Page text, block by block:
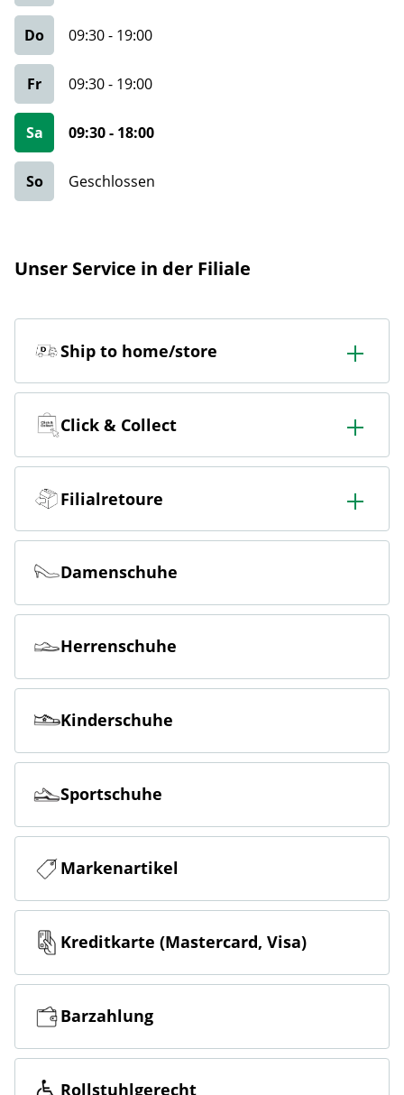
Do 09:30- 19:00
Fr 09:30- 19:00
Sa 09:30- 18:00
So Geschlossen
Unser Service in der Filiale
Ship to home/store
In der Filiale bestellen & in die Filiale oder nach Hause
liefern lassen.
Click & Collect
Online bestellen & kostenlos hier in der Filiale abholen
Filialretoure
Online bestellen & kostenlos in der Filiale zurückgeben
Damenschuhe
Herrenschuhe
Kinderschuhe
Sportschuhe
Markenartikel
Kreditkarte (Mastercard, Visa)
Barzahlung
Rollstuhlgerecht